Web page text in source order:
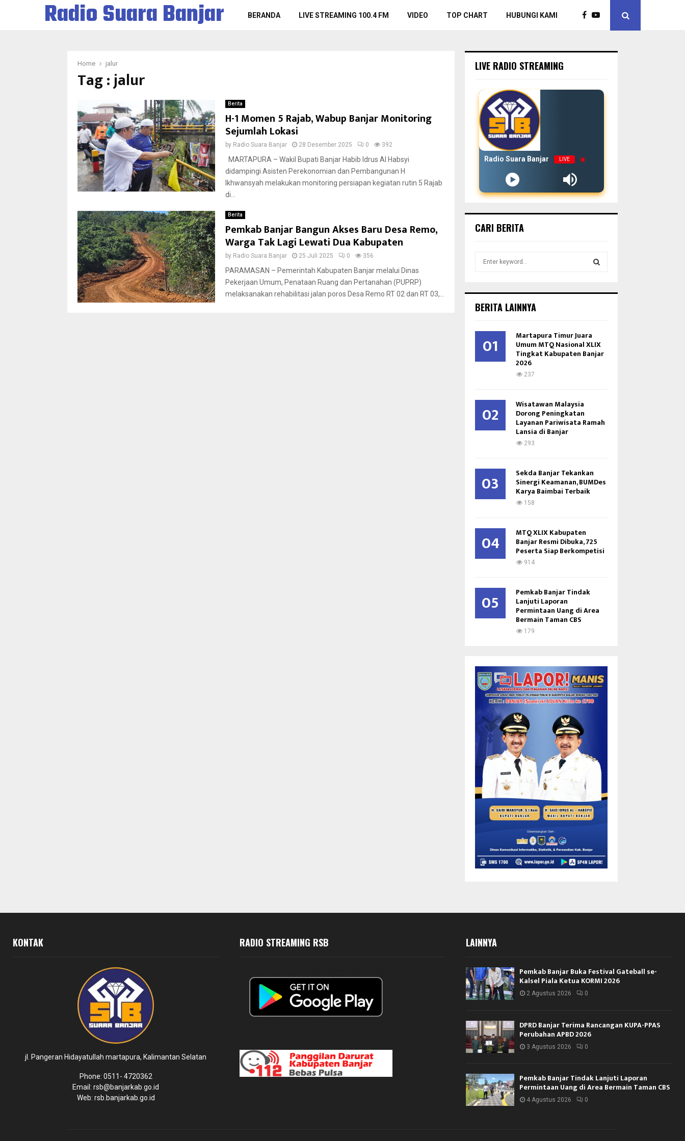
Radio Suara Banjar BERANDA LIVE STREAMING 100.4 FM VIDEO TOP CHART HUBUNGI KAMI
Home jalur
Tag : jalur
Berita
H-1 Momen 5 Rajab, Wabup Banjar Monitoring
Sejumlah Lokasi
by Radio Suara Banjar 28 Desember 2025 0 392
MARTAPURA – Wakil Bupati Banjar Habib Idrus Al Habsyi
didampingi Asisten Perekonomian dan Pembangunan H
Ikhwansyah melakukan monitoring persiapan kegiatan rutin 5 Rajab
di...
Berita
Pemkab Banjar Bangun Akses Baru Desa Remo,
Warga Tak Lagi Lewati Dua Kabupaten
by Radio Suara Banjar 25 Juli 2025 0 356
PARAMASAN – Pemerintah Kabupaten Banjar melalui Dinas
Pekerjaan Umum, Penataan Ruang dan Pertanahan (PUPRP)
melaksanakan rehabilitasi jalan poros Desa Remo RT 02 dan RT 03,...
LIVE RADIO STREAMING
Radio Suara Banjar LIVE
CARI BERITA
h
o
R
BERITA LAINNYA
01 Martapura Timur Juara
Umum MTQ Nasional XLIX
Tingkat Kabupaten Banjar
2026
237
02 Wisatawan Malaysia
Dorong Peningkatan
Layanan Pariwisata Ramah
Lansia di Banjar
293
03 Sekda Banjar Tekankan
Sinergi Keamanan, BUMDes
Karya Baimbai Terbaik
158
04 MTQ XLIX Kabupaten
Banjar Resmi Dibuka, 725
Peserta Siap Berkompetisi
914
05 Pemkab Banjar Tindak
Lanjuti Laporan
Permintaan Uang di Area
Bermain Taman CBS
179
KONTAK
jl. Pangeran Hidayatullah martapura, Kalimantan Selatan
Phone: 0511- 4720362
Email: rsb@banjarkab.go.id
Web: rsb.banjarkab.go.id
RADIO STREAMING RSB LAINNYA
Pemkab Banjar Buka Festival Gateball se-
Kalsel Piala Ketua KORMI 2026
2 Agustus 2026 0
DPRD Banjar Terima Rancangan KUPA-PPAS
Perubahan APBD 2026
3 Agustus 2026 0
Pemkab Banjar Tindak Lanjuti Laporan
Permintaan Uang di Area Bermain Taman CBS
4 Agustus 2026 0